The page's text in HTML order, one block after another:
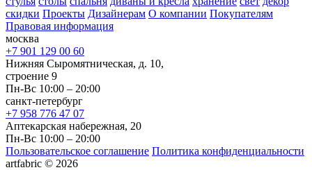
скидки Проекты Дизайнерам О компании Покупателям
Правовая информация
москва
+7 901 129 00 60
Нижняя Сыромятническая, д. 10,
строение 9
Пн-Вс 10:00 – 20:00
санкт-петербург
+7 958 776 47 07
Аптекарская набережная, 20
Пн-Вс 10:00 – 20:00
Пользовательское соглашение Политика конфиденциальности
artfabric © 2026